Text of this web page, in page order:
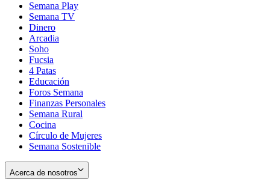
Semana Play
Semana TV
Dinero
Arcadia
Soho
in
new
window
Fucsia
in
new
window
4 Patas
Educación
Foros Semana
Finanzas Personales
Semana Rural
Cocina
Círculo de Mujeres
Semana Sostenible
Acerca de nosotros